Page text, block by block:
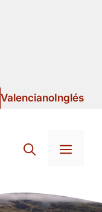
ValencianoInglés
Menú